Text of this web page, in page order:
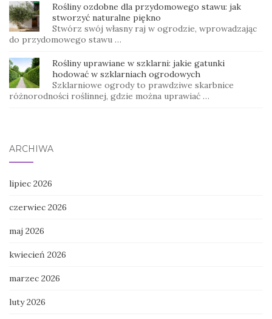
Rośliny ozdobne dla przydomowego stawu: jak
stworzyć naturalne piękno
Stwórz swój własny raj w ogrodzie, wprowadzając
do przydomowego stawu …
Rośliny uprawiane w szklarni: jakie gatunki
hodować w szklarniach ogrodowych
Szklarniowe ogrody to prawdziwe skarbnice
różnorodności roślinnej, gdzie można uprawiać …
ARCHIWA
lipiec 2026
czerwiec 2026
maj 2026
kwiecień 2026
marzec 2026
luty 2026